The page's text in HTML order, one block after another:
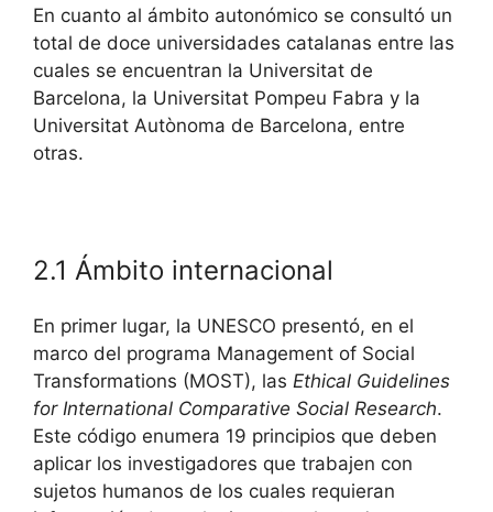
En cuanto al ámbito autonómico se consultó un
total de doce universidades catalanas entre las
cuales se encuentran la Universitat de
Barcelona, la Universitat Pompeu Fabra y la
Universitat Autònoma de Barcelona, entre
otras.
2.1 Ámbito internacional
En primer lugar, la UNESCO presentó, en el
marco del programa Management of Social
Transformations (MOST), las Ethical Guidelines
for International Comparative Social Research.
Este código enumera 19 principios que deben
aplicar los investigadores que trabajen con
sujetos humanos de los cuales requieran